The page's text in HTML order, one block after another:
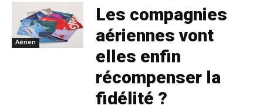
Aérien
Les compagnies
aériennes vont
elles enfin
récompenser la
fidélité ?